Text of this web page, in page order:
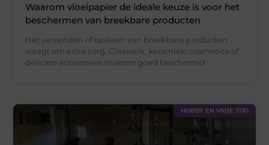
Waarom vloeipapier de ideale keuze is voor het
beschermen van breekbare producten
Het verzenden of opslaan van breekbare producten
vraagt om extra zorg. Glaswerk, keramiek, cosmetica of
delicate accessoires moeten goed beschermd
HOBBY EN VRIJE TIJD